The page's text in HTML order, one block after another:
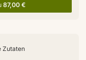
87,00 €
Zutaten